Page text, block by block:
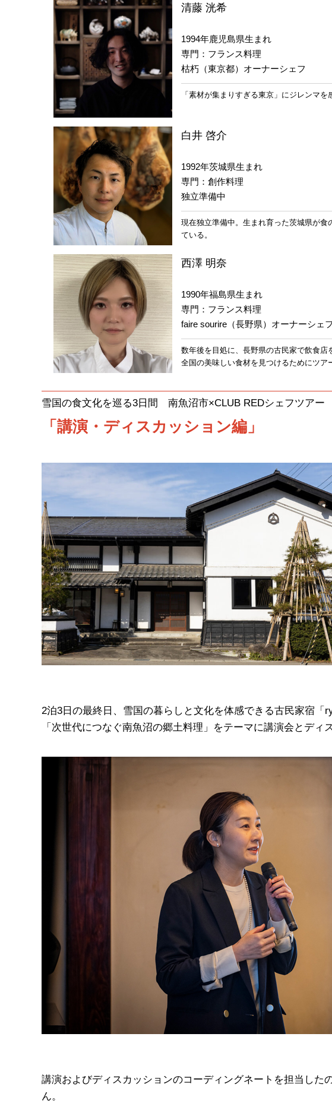
清藤 洸希
1994年鹿児島県生まれ
専門：フランス料理
枯朽（東京都）オーナーシェフ
「素材が集まりすぎる東京」にジレンマ
白井 啓介
1992年茨城県生まれ
専門：創作料理
独立準備中
現在独立準備中。生まれ育った茨城県が
ている。
西澤 明奈
1990年福島県生まれ
専門：フランス料理
faire sourire（長野県）オーナーシェフ
数年後を目処に、長野県の古民家で飲食店
全国の美味しい食材を見つけるためにツア
雪国の食文化を巡る3日間 南魚沼市×CLUB REDシェフツアー
「講演・ディスカッション編」
2泊3日の最終日、雪国の暮らしと文化を体感できる古民家宿「
「次世代につなぐ南魚沼の郷土料理」をテーマに講演会とディ
講演およびディスカッションのコーディングネートを担当した
ん。